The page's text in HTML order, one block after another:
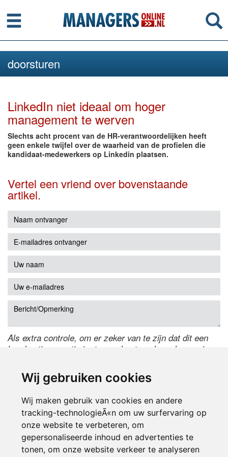
Wij gebruiken cookies
Wij maken gebruik van cookies en andere
tracking-technologieÃ«n om uw surfervaring op
onze website te verbeteren, om
gepersonaliseerde inhoud en advertenties te
tonen, om onze website verkeer te analyseren
Menu
doorsturen
LinkedIn niet ideaal om hoger
management te werven
Slechts acht procent van de HR-verantwoordelijken heeft
geen enkele twijfel over de waarheid van de profielen die
kandidaat-medewerkers op Linkedin plaatsen.
Vertel een vriend over bovenstaande
artikel.
Als extra controle, om er zeker van te zijn dat dit een
handmatige reactie is, typ onderstaande code over in
de code te wijzigen.